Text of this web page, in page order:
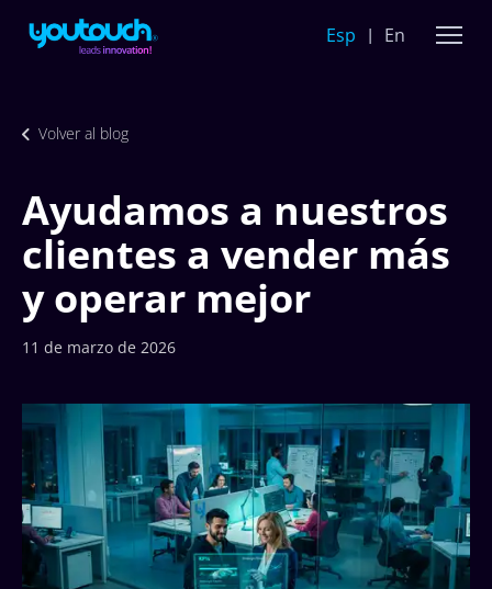
Esp En
Volver al blog
Ayudamos a nuestros
clientes a vender más
y operar mejor
11 de marzo de 2026